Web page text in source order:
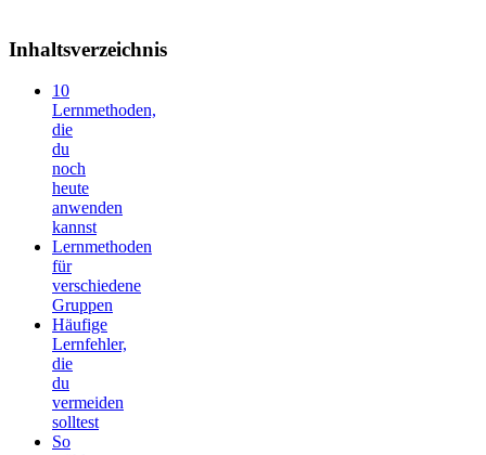
Inhaltsverzeichnis
10
Lernmethoden,
die
du
noch
heute
anwenden
kannst
Lernmethoden
für
verschiedene
Gruppen
Häufige
Lernfehler,
die
du
vermeiden
solltest
So